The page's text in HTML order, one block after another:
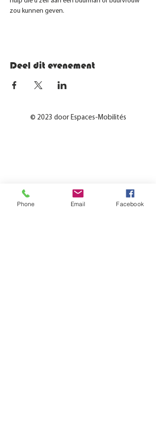
zou kunnen geven.
Deel dit evenement
© 2023 door Espaces-Mobilités
Phone Email Facebook